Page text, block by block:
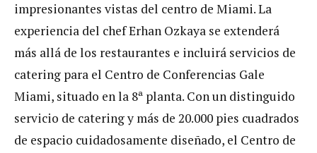
impresionantes vistas del centro de Miami. La
experiencia del chef Erhan Ozkaya se extenderá
más allá de los restaurantes e incluirá servicios de
catering para el Centro de Conferencias Gale
Miami, situado en la 8ª planta. Con un distinguido
servicio de catering y más de 20.000 pies cuadrados
de espacio cuidadosamente diseñado, el Centro de